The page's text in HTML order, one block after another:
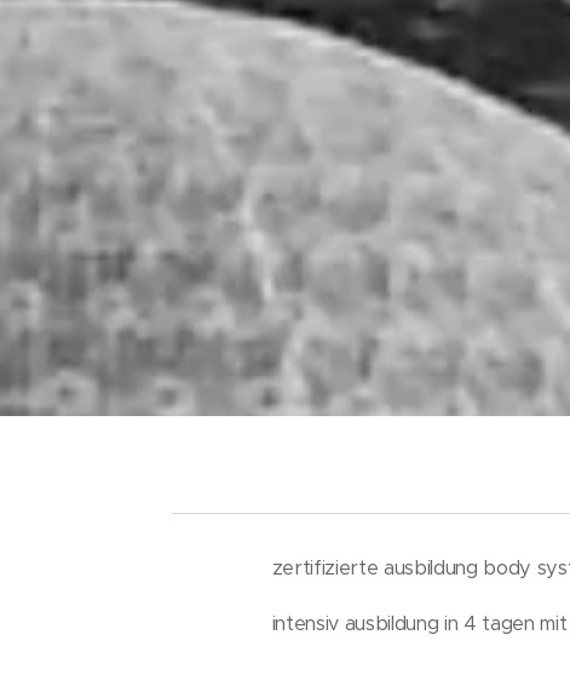
zertifizierte ausbildung body
intensiv ausbildung in 4 tagen